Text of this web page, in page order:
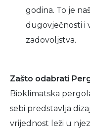
godina. To je
dugovječnosti i
zadovoljstva.
Zašto odabrati
Bioklimatska
sebi predstavlja
vrijednost leži u